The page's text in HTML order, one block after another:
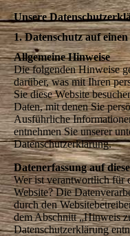
Unsere
1. Datenschutz auf
Allgemeine Hinweise
Die folgenden Hinweise
darüber, was mit Ihren
Sie diese Website
Daten, mit denen Sie
Ausführliche
entnehmen Sie unserer
Datenschutzerklärung.
Datenerfassung auf
Wer ist verantwortlich für
Website? Die
durch den
dem Abschnitt „Hinweis
Datenschutzerklärung